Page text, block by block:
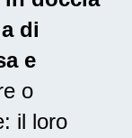
di
e
o
il loro